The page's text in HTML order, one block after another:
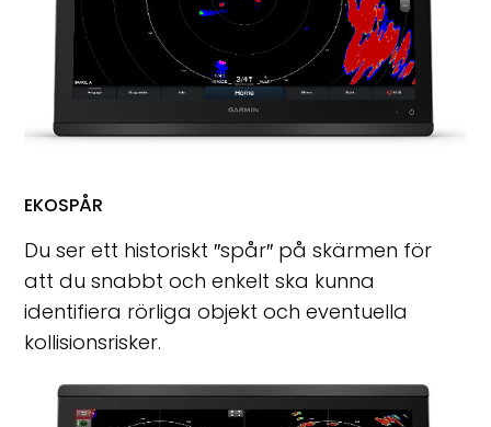
EKOSPÅR
Du ser ett historiskt ″spår″ på skärmen för
att du snabbt och enkelt ska kunna
identifiera rörliga objekt och eventuella
kollisionsrisker.